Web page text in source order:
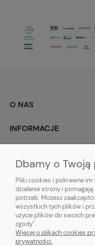
O NAS
INFORMACJE
POMOC
Hurtownia kosmetyczna
Wlkp. | NIP: 5992806699
Dbamy o
Pliki cookies i pokrewne
działanie strony i
potrzeb. Możesz
wszystkich tych plików i
użycie plików do swoich
zgody".
Więcej o plikach cookies
prywatności.